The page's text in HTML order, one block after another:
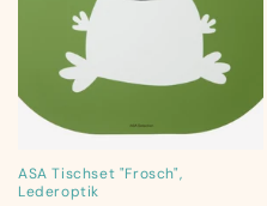
ASA Tischset "Frosch",
Lederoptik